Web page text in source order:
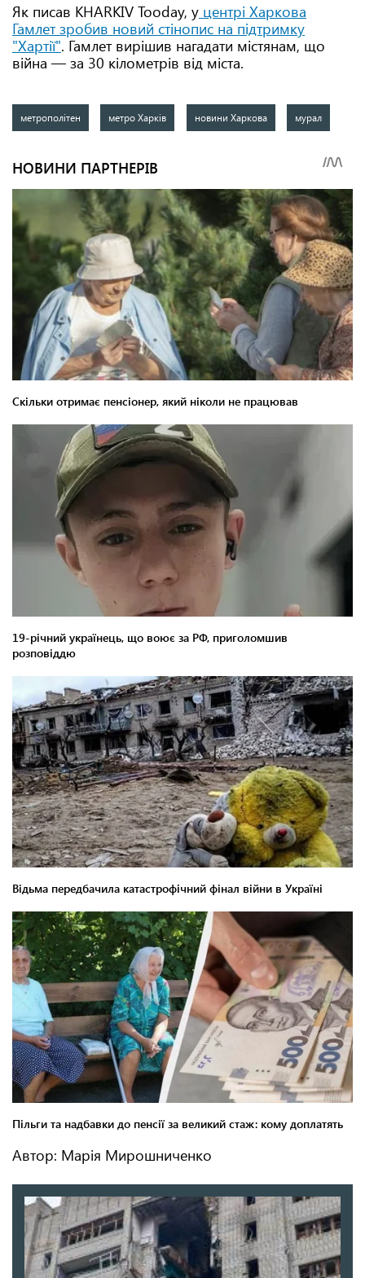
Як писав KHARKIV Tooday, у центрі Харкова
Гамлет зробив новий стінопис на підтримку
"Хартії". Гамлет вирішив нагадати містянам, що
війна — за 30 кілометрів від міста.
метрополітен метро Харків новини Харкова мурал
Автор: Марія Мирошниченко